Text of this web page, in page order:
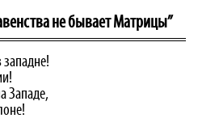
не бывает Матрицы”
Западе,